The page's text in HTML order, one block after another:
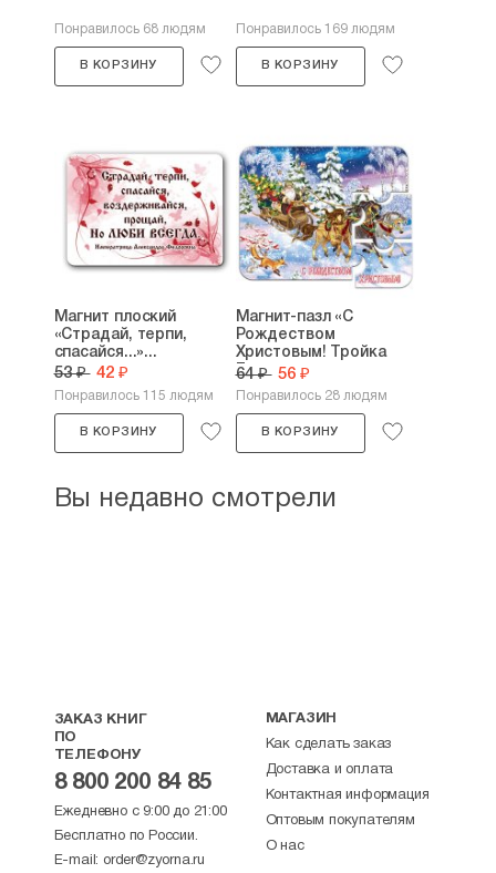
Понравилось 68 людям
В КОРЗИНУ
Понравилось 169 людям
В КОРЗИНУ
Магнит плоский
«Страдай, терпи,
спасайся...»...
53 ₽ 42 ₽
Понравилось 115 людям
В КОРЗИНУ
Магнит-пазл «С
Рождеством
Христовым! Тройка
Ель в...
64 ₽ 56 ₽
Понравилось 28 людям
В КОРЗИНУ
Вы недавно смотрели
ЗАКАЗ КНИГ
ПО
ТЕЛЕФОНУ
8 800 200 84 85
Ежедневно с 9:00 до 21:00
Бесплатно по России.
E-mail: order@zyorna.ru
МАГАЗИН
Как сделать заказ
Доставка и оплата
Контактная информация
Оптовым покупателям
О нас